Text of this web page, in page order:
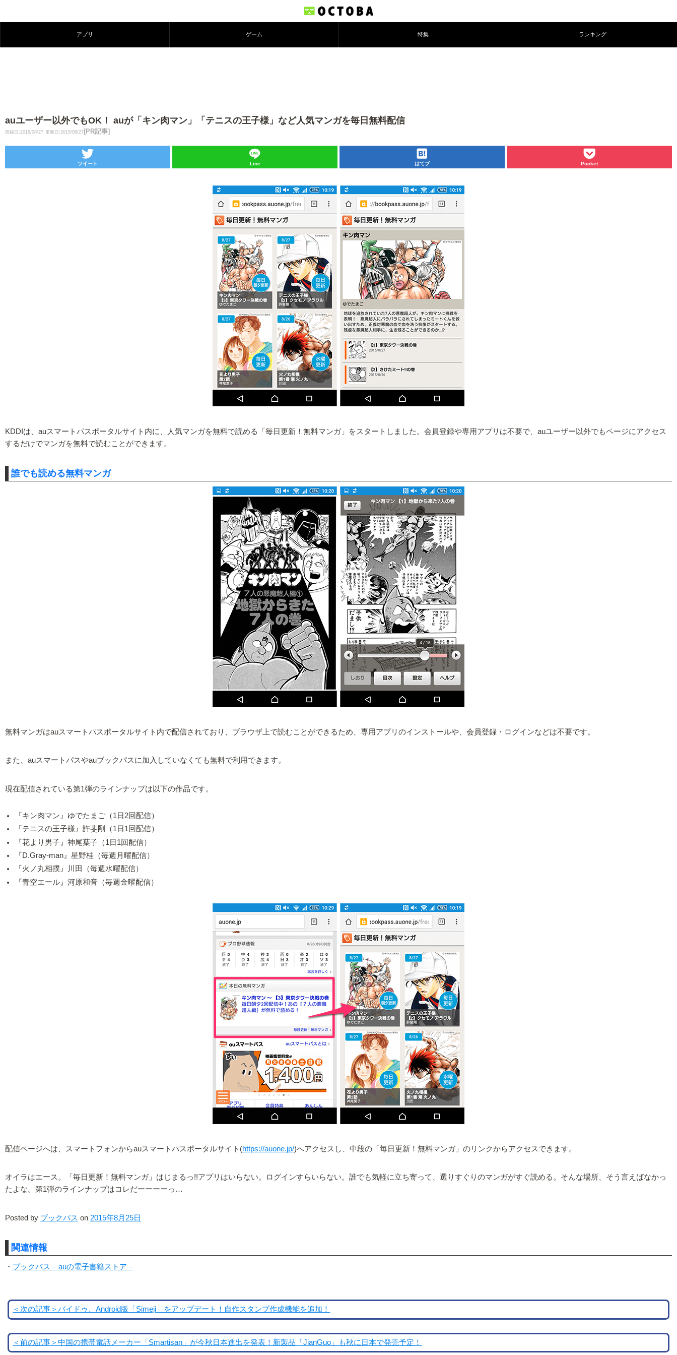
アプリ ゲーム 特集 ランキング
auユーザー以外でもOK！ auが「キン肉マン」「テニスの王子様」など人気マンガを毎日無料配信
投稿日:2015/08/27 更新日:2015/08/27 [PR記事]
ツイート Line はてブ Pocket
KDDIは、auスマートパスポータルサイト内に、人気マンガを無料で読める「毎日更新！無料マンガ」をスタートしました。会員登録や専用アプリは不要で、auユーザー以外でもページにアクセス
するだけでマンガを無料で読むことができます。
誰でも読める無料マンガ
無料マンガはauスマートパスポータルサイト内で配信されており、ブラウザ上で読むことができるため、専用アプリのインストールや、会員登録・ログインなどは不要です。
また、auスマートパスやauブックパスに加入していなくても無料で利用できます。
現在配信されている第1弾のラインナップは以下の作品です。
『キン肉マン』ゆでたまご（1日2回配信）
『テニスの王子様』許斐剛（1日1回配信）
『花より男子』神尾葉子（1日1回配信）
『D.Gray-man』星野桂（毎週月曜配信）
『火ノ丸相撲』川田（毎週水曜配信）
『青空エール』河原和音（毎週金曜配信）
配信ページへは、スマートフォンからauスマートパスポータルサイト(https://auone.jp/)へアクセスし、中段の「毎日更新！無料マンガ」のリンクからアクセスできます。
オイラはエース。「毎日更新！無料マンガ」はじまるっ!!アプリはいらない。ログインすらいらない。誰でも気軽に立ち寄って、選りすぐりのマンガがすぐ読める。そんな場所、そう言えばなかっ
たよな。第1弾のラインナップはコレだーーーーっ…
Posted by ブックパス on 2015年8月25日
関連情報
・ ブックパス – auの電子書籍ストア –
＜次の記事＞バイドゥ、Android版「Simeji」をアップデート！自作スタンプ作成機能を追加！
＜前の記事＞中国の携帯電話メーカー「Smartisan」が今秋日本進出を発表！新製品「JianGuo」も秋に日本で発売予定！